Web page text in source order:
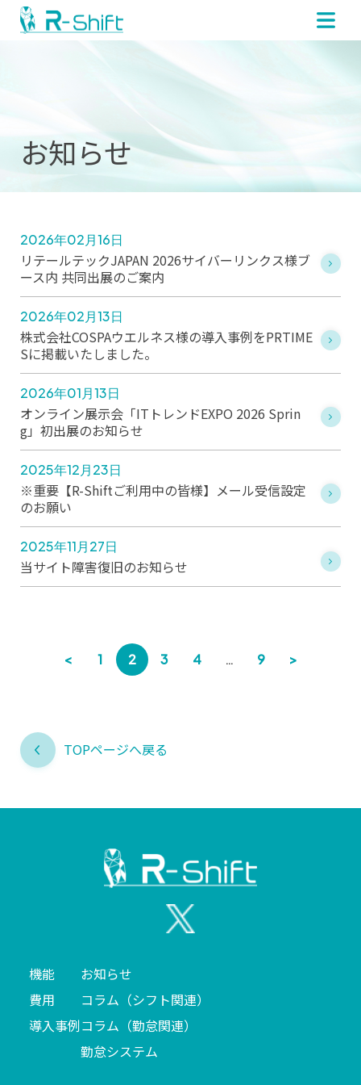
お知らせ
2026年02月16日
リテールテックJAPAN 2026サイバーリンクス様ブ
ース内 共同出展のご案内
2026年02月13日
株式会社COSPAウエルネス様の導入事例をPRTIME
Sに掲載いたしました。
2026年01月13日
オンライン展示会「ITトレンドEXPO 2026 Sprin
g」初出展のお知らせ
2025年12月23日
※重要【R-Shiftご利用中の皆様】メール受信設定
のお願い
2025年11月27日
当サイト障害復旧のお知らせ
< 1 2 3 4 … 9 >
TOPページへ戻る
機能
費用
導入事例
お知らせ
コラム（シフト関連）
コラム（勤怠関連）
勤怠システム